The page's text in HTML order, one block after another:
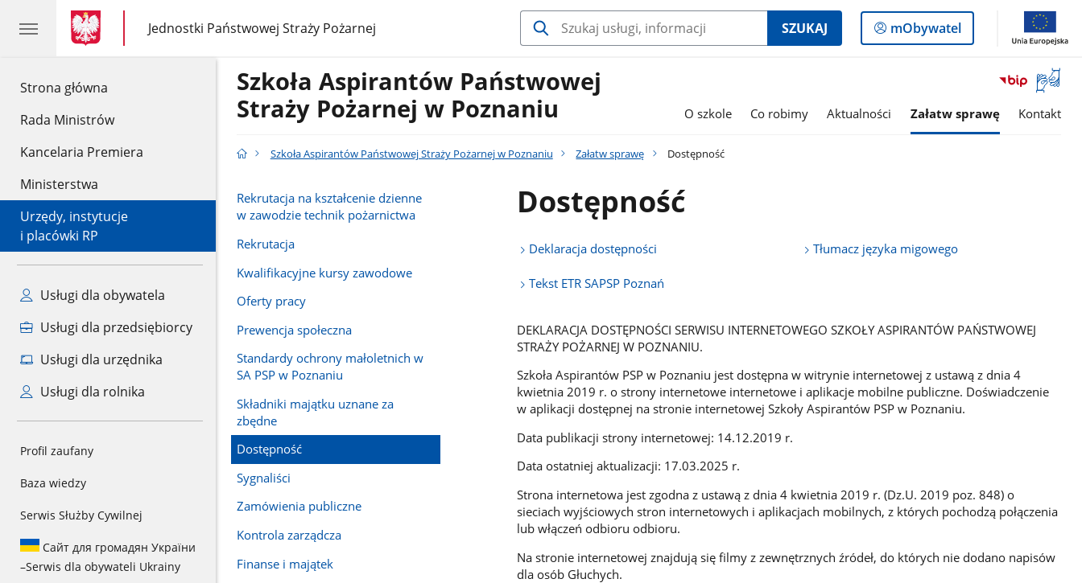
Strona główna
Rada Ministrów
Kancelaria Premiera
Ministerstwa
Urzędy, instytucje
i placówki RP
Usługi dla obywatela
Usługi dla przedsiębiorcy
Usługi dla urzędnika
Usługi dla rolnika
Profil zaufany
Baza wiedzy
Serwis Służby Cywilnej
Сайт для громадян України
–Serwis dla obywateli Ukrainy
gov.pl
gov.pl
Jednostki Państwowej Straży Pożarnej
gov.pl
Jednostki
Państwowej
SZUKAJ
Logowanie
do
mObywatel
Otwórz
okno
z
Szkoła Aspirantów Państwowej
Straży Pożarnej w Poznaniu
O szkole Co robimy Aktualności Załatw sprawę Kontakt
Szkoła Aspirantów Państwowej Straży Pożarnej w Poznaniu Załatw sprawę Dostępność
Rekrutacja na kształcenie dzienne
w zawodzie technik pożarnictwa
Rekrutacja
Kwalifikacyjne kursy zawodowe
Oferty pracy
Prewencja społeczna
Standardy ochrony małoletnich w
SA PSP w Poznaniu
Składniki majątku uznane za
zbędne
Dostępność
Sygnaliści
Zamówienia publiczne
Kontrola zarządcza
Finanse i majątek
Dostępność
Deklaracja dostępności Tłumacz języka migowego
Tekst ETR SAPSP Poznań
DEKLARACJA DOSTĘPNOŚCI SERWISU INTERNETOWEGO SZKOŁY ASPIRANTÓW PAŃSTWOWEJ
STRAŻY POŻARNEJ W POZNANIU.
Szkoła Aspirantów PSP w Poznaniu jest dostępna w witrynie internetowej z ustawą z dnia 4
kwietnia 2019 r. o strony internetowe internetowe i aplikacje mobilne publiczne. Doświadczenie
w aplikacji dostępnej na stronie internetowej Szkoły Aspirantów PSP w Poznaniu.
Data publikacji strony internetowej: 14.12.2019 r.
Data ostatniej aktualizacji: 17.03.2025 r.
Strona internetowa jest zgodna z ustawą z dnia 4 kwietnia 2019 r. (Dz.U. 2019 poz. 848) o
sieciach wyjściowych stron internetowych i aplikacjach mobilnych, z których pochodzą połączenia
lub włączeń odbioru odbioru.
Na stronie internetowej znajdują się filmy z zewnętrznych źródeł, do których nie dodano napisów
dla osób Głuchych.